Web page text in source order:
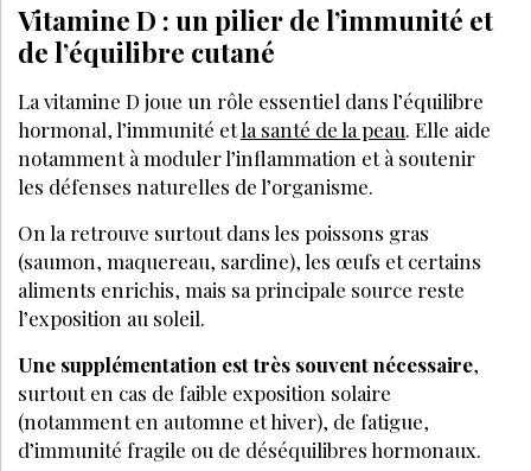
Vitamine D : un pilier de l’immunité et
de l’équilibre cutané
La vitamine D joue un rôle essentiel dans l’équilibre
hormonal, l’immunité etla santé de la peau. Elle aide
notamment à moduler l’inflammation et à soutenir
les défenses naturelles de l’organisme.
On la retrouve surtout dans les poissons gras
(saumon, maquereau, sardine), les œufs et certains
aliments enrichis, mais sa principale source reste
l’exposition au soleil.
Une supplémentation est très souvent nécessaire,
surtout en cas de faible exposition solaire
(notamment en automne et hiver), de fatigue,
d’immunité fragile ou de déséquilibres hormonaux.